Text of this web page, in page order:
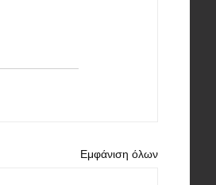
Εμφάνιση όλων